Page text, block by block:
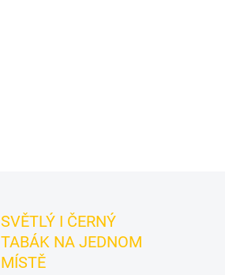
SVĚTLÝ I ČERNÝ
TABÁK NA JEDNOM
MÍSTĚ